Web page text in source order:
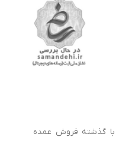
تبدیل شده است که به
اهمیت می‌دهند.
توجه کنیم؟
عامل مهم را در نظر
گذشته فروش عمده